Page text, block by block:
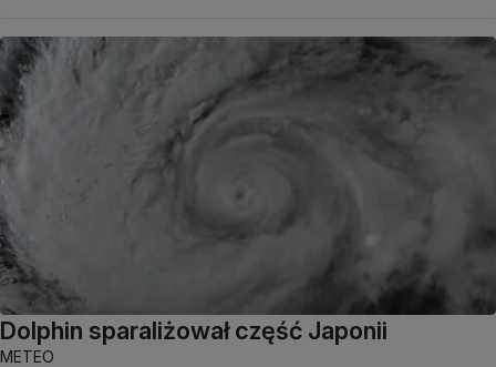
Dolphin sparaliżował część Japonii
METEO